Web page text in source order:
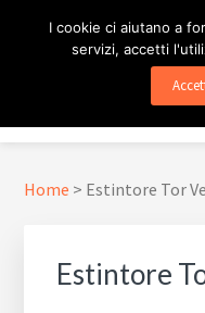
pagina
In Tutta Roma E
Home > Estintore Tor
Estintore
I cookie ci aiutano a
servizi, accetti